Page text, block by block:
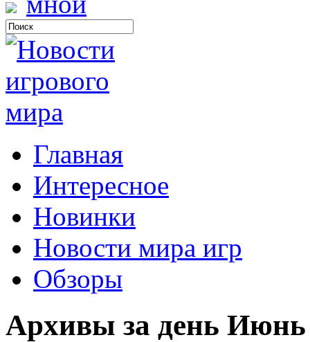
Главная
Интересное
Новинки
Новости мира игр
Обзоры
Архивы за день Июнь